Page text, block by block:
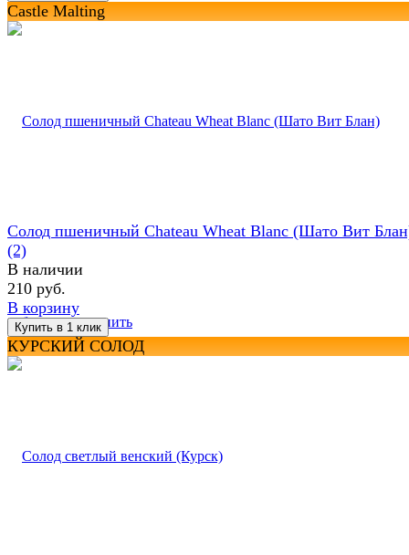
Castle Malting
избранное сравнить
Солод пшеничный Chateau Wheat Blanc (Шато Вит
(2)
В наличии
210 руб.
В корзину
КУРСКИЙ СОЛОД